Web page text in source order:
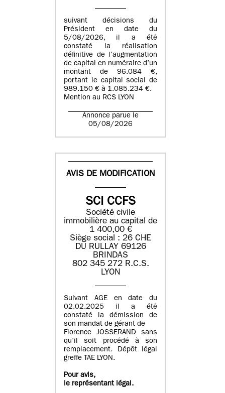
suivant décisions du
Président en date du
5/08/2026, il a été
constaté la réalisation
définitive de l’augmentation
de capital en numéraire d’un
montant de 96.084 €,
portant le capital social de
989.150 € à 1.085.234 €.
Mention au RCS LYON
Annonce parue le
05/08/2026
AVIS DE MODIFICATION
SCI CCFS
Société civile
immobilière au capital de
1 400,00 €
Siège social : 26 CHE
DU RULLAY 69126
BRINDAS
802 345 272 R.C.S.
LYON
Suivant AGE en date du
02.02.2025 il a été
constaté la démission de
son mandat de gérant de
Florence JOSSERAND sans
qu’il soit procédé à son
remplacement. Dépôt légal
greffe TAE LYON.
Pour avis,
le représentant légal.